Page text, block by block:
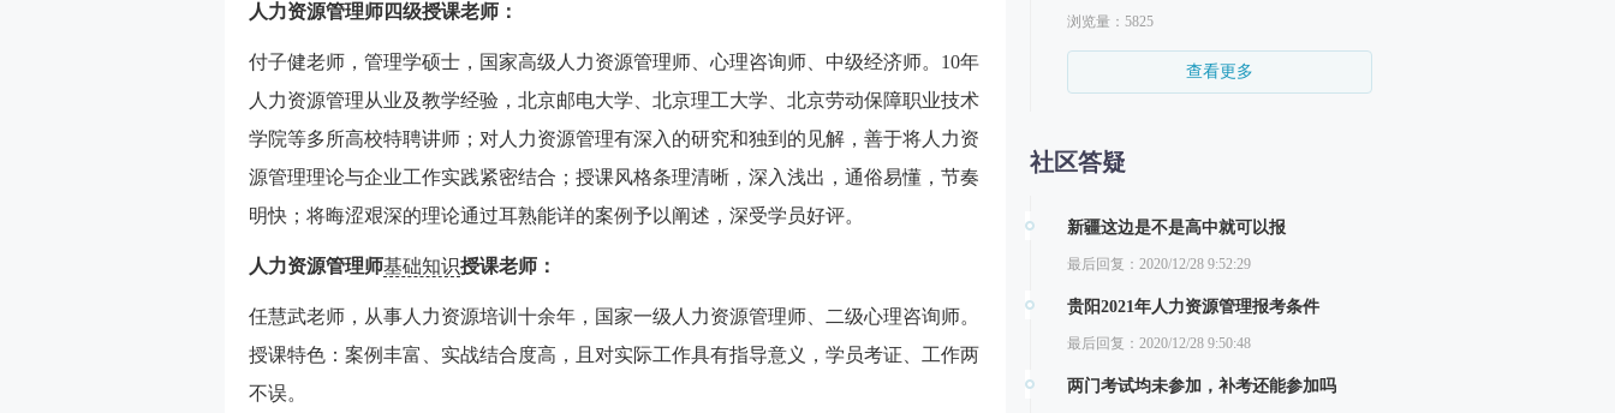
人力资源管理师四级授课老师：
付子健老师，管理学硕士，国家高级人力资源管理师、心理咨询师、中级经济师。10年
人力资源管理从业及教学经验，北京邮电大学、北京理工大学、北京劳动保障职业技术
学院等多所高校特聘讲师；对人力资源管理有深入的研究和独到的见解，善于将人力资
源管理理论与企业工作实践紧密结合；授课风格条理清晰，深入浅出，通俗易懂，节奏
明快；将晦涩艰深的理论通过耳熟能详的案例予以阐述，深受学员好评。
人力资源管理师基础知识授课老师：
任慧武老师，从事人力资源培训十余年，国家一级人力资源管理师、二级心理咨询师。
授课特色：案例丰富、实战结合度高，且对实际工作具有指导意义，学员考证、工作两
不误。
浏览量：5825
查看更多
社区答疑
新疆这边是不是高中就可以报
最后回复：2020/12/28 9:52:29
贵阳2021年人力资源管理报考条件
最后回复：2020/12/28 9:50:48
两门考试均未参加，补考还能参加吗